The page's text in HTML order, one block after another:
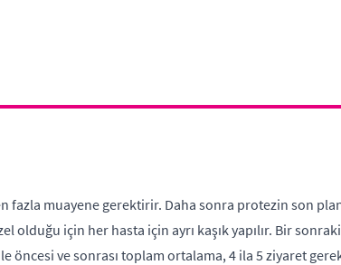
muayene gerektirir. Daha sonra protezin son
olduğu için her hasta için ayrı kaşık yapılır. Bir
öncesi ve sonrası toplam ortalama, 4 ila 5 ziyaret